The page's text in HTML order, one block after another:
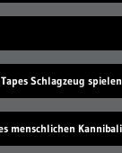
Schlagzeug spielen